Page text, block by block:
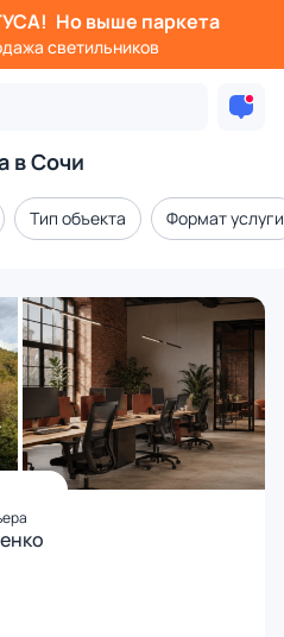
Но выше паркета
светильников
в Сочи
Тип объекта Формат услуги